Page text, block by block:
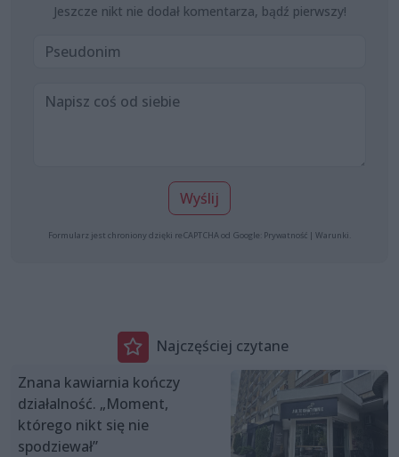
Jeszcze nikt nie dodał komentarza, bądź pierwszy!
Wyślij
Formularz jest chroniony dzięki reCAPTCHA od Google: Prywatność | Warunki
Najczęściej czytane
Znana kawiarnia kończy
działalność. „Moment,
którego nikt się nie
spodziewał”